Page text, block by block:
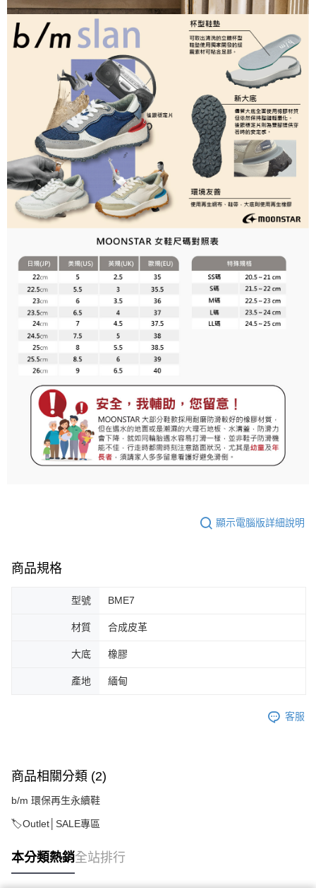
請求用戶進行身份認證。
５．嚴禁一人註冊多個帳號或使用他人資訊註冊。若發現惡意使用之情形，
恩沛科技股份有限公司將有權停止該用戶之使用額度並採取法律行動。
顯示電腦版詳細說明
商品規格
型號 BME7
材質 合成皮革
大底 橡膠
產地 緬甸
客服
商品相關分類 (2)
b/m 環保再生永續鞋
🏷️Outlet│SALE專區
本分類熱銷全站排行